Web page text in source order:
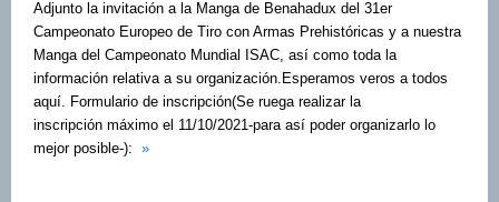
Adjunto la invitación a la Manga de Benahadux del 31er
Campeonato Europeo de Tiro con Armas Prehistóricas y a nuestra
Manga del Campeonato Mundial ISAC, así como toda la
información relativa a su organización.Esperamos veros a todos
aquí. Formulario de inscripción(Se ruega realizar la
inscripción máximo el 11/10/2021-para así poder organizarlo lo
mejor posible-): »